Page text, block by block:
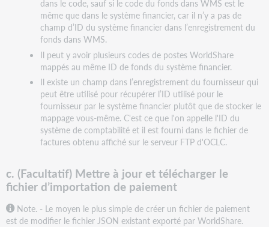
dans le code, sauf si le code du fonds dans WMS est le
même que dans le système financier, car il n’y a pas de
champ d’ID du système financier dans l’enregistrement du
fonds dans WMS.
Il peut y avoir plusieurs codes de postes WorldShare
mappés au même ID de fonds du système financier.
Il existe un champ dans l’enregistrement du fournisseur qui
peut être utilisé pour récupérer l’ID utilisé pour le
fournisseur par le système financier plutôt que de stocker le
mappage vous-même. C'est ce que l'on appelle l'ID du
système de comptabilité et il est fourni dans le fichier de
factures obtenu affiché sur le serveur FTP d'OCLC.
c. (Facultatif) Mettre à jour et télécharger le
fichier d’importation de paiement
Note. - Le moyen le plus simple de créer un fichier de paiement
est de modifier le fichier JSON existant exporté par WorldShare.